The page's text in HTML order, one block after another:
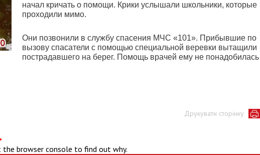
начал кричать о помощи. Крики услышали школьники, которые
проходили мимо.
Они позвонили в службу спасения МЧС «101». Прибывшие по
вызову спасатели с помощью специальной веревки вытащили
пострадавшего на берег. Помощь врачей ему не понадобилась
Друкувати сторінку
browser console to find out why.